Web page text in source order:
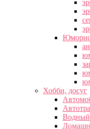
Хобби, досуг
Водный